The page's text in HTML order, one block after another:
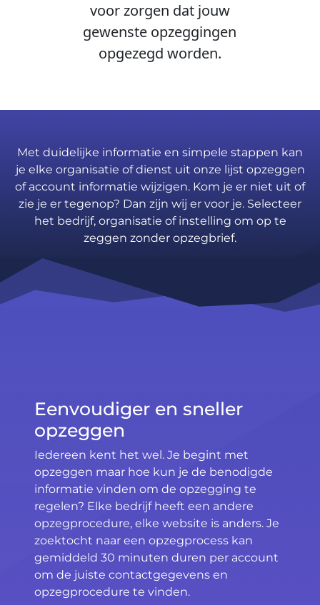
voor zorgen dat jouw
gewenste opzeggingen
opgezegd worden.
Met duidelijke informatie en simpele stappen kan
je elke organisatie of dienst uit onze lijst opzeggen
of account informatie wijzigen. Kom je er niet uit of
zie je er tegenop? Dan zijn wij er voor je. Selecteer
het bedrijf, organisatie of instelling om op te
zeggen zonder opzegbrief.
Eenvoudiger en sneller
opzeggen
Iedereen kent het wel. Je begint met
opzeggen maar hoe kun je de benodigde
informatie vinden om de opzegging te
regelen? Elke bedrijf heeft een andere
opzegprocedure, elke website is anders. Je
zoektocht naar een opzegprocess kan
gemiddeld 30 minuten duren per account
om de juiste contactgegevens en
opzegprocedure te vinden.